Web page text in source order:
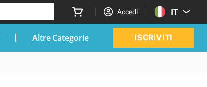
Accedi IT
Altre Categorie ISCRIVITI